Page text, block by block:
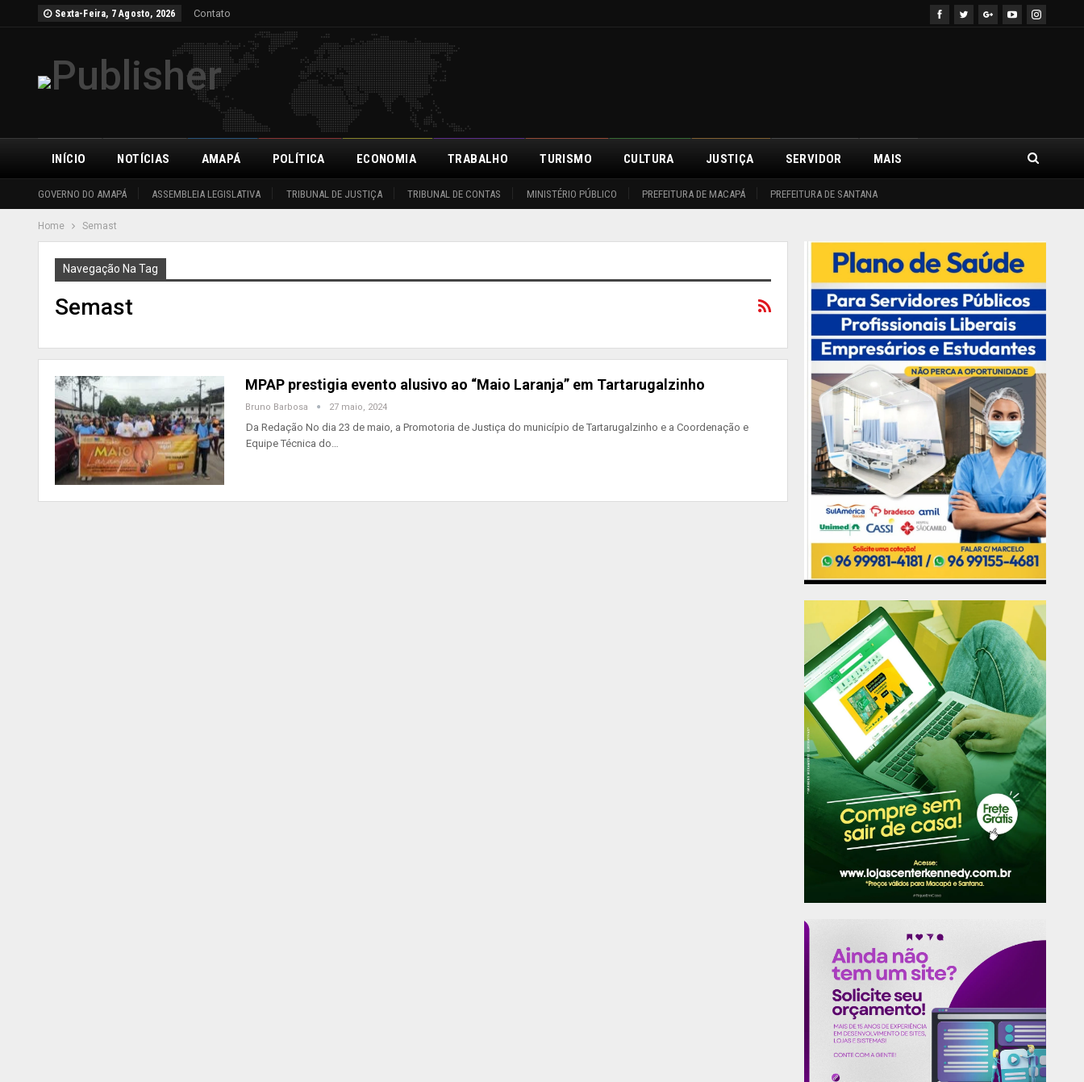
Sexta-Feira, 7 Agosto, 2026 Contato
INÍCIO
GOVERNO DO AMAPÁ ASSEMBLEIA LEGISLATIVA TRIBUNAL DE JUSTIÇA TRIBUNAL DE CONTAS MINISTÉRIO PÚBLICO PREFEITURA DE MACAPÁ PREFEITURA DE SANTANA
NOTÍCIAS AMAPÁ POLÍTICA ECONOMIA TRABALHO TURISMO CULTURA JUSTIÇA SERVIDOR MAIS
Home Semast
Navegação Na Tag
Semast
MPAP prestigia evento alusivo ao “Maio Laranja” em Tartarugalzinho
Bruno Barbosa 27 maio, 2024
Da Redação No dia 23 de maio, a Promotoria de Justiça do município de Tartarugalzinho e a Coordenação e
Equipe Técnica do…